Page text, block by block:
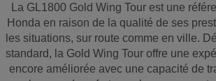
La GL1800 Gold Wing Tour est une
Honda en raison de la qualité de ses
les situations, sur route comme en ville.
standard, la Gold Wing Tour offre une
encore améliorée avec une capacité de